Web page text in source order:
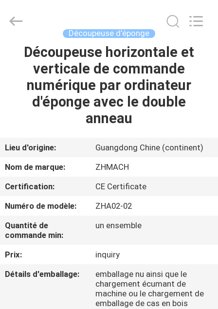
MAISON
PRODUITS
SUJET
DE
NOUS
VISITE
D'USINE
CONTRÔLE
DE
equipment
Découpeuse d'éponge
Découpeuse horizontale et
verticale de commande
numérique par ordinateur
d'éponge avec le double
anneau
Lieu d'origine:
Guangdong Chine (continent)
Nom de marque:
ZHMACH
Certification:
CE Certificate
Numéro de modèle:
ZHA02-02
Quantité de
commande min:
un ensemble
Prix:
inquiry
Détails d'emballage:
emballage nu ainsi que le
chargement écumant de
machine ou le chargement de
emballage de cas en bois